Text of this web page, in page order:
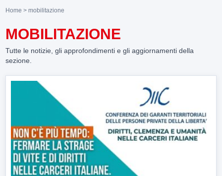
Home > mobilitazione
MOBILITAZIONE
Tutte le notizie, gli approfondimenti e gli aggiornamenti della
sezione.